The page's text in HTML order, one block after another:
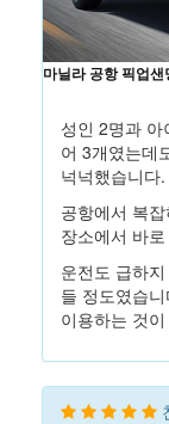
마닐라 공항 픽업
성인 2명과
어 3개였는데
넉넉했습니다.
공항에서 복
장소에서 바
운전도 급하
들 정도였습
이용하는 것